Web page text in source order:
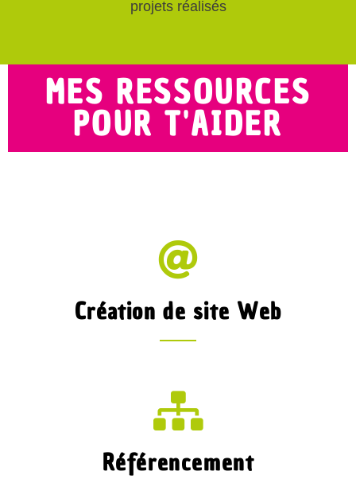
projets réalisés
MES RESSOURCES
POUR T'AIDER
Création de site Web
Référencement